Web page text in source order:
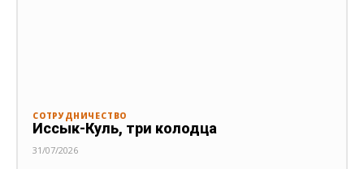
СОТРУДНИЧЕСТВО
Иссык-Куль, три колодца
31/07/2026